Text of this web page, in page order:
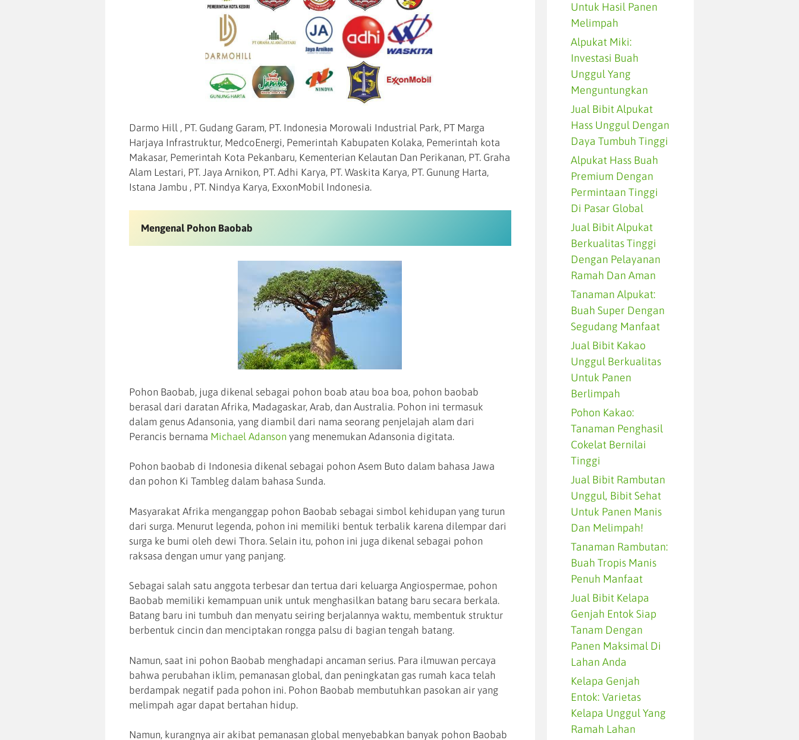
Darmo Hill , PT. Gudang Garam, PT. Indonesia Morowali Industrial Park, PT Marga
Harjaya Infrastruktur, MedcoEnergi, Pemerintah Kabupaten Kolaka, Pemerintah kota
Makasar, Pemerintah Kota Pekanbaru, Kementerian Kelautan Dan Perikanan, PT. Graha
Alam Lestari, PT. Jaya Arnikon, PT. Adhi Karya, PT. Waskita Karya, PT. Gunung Harta,
Istana Jambu , PT. Nindya Karya, ExxonMobil Indonesia.
Mengenal Pohon Baobab
Pohon Baobab, juga dikenal sebagai pohon boab atau boa boa, pohon baobab
berasal dari daratan Afrika, Madagaskar, Arab, dan Australia. Pohon ini termasuk
dalam genus Adansonia, yang diambil dari nama seorang penjelajah alam dari
Perancis bernama Michael Adanson yang menemukan Adansonia digitata.
Pohon baobab di Indonesia dikenal sebagai pohon Asem Buto dalam bahasa Jawa
dan pohon Ki Tambleg dalam bahasa Sunda.
Masyarakat Afrika menganggap pohon Baobab sebagai simbol kehidupan yang turun
dari surga. Menurut legenda, pohon ini memiliki bentuk terbalik karena dilempar dari
surga ke bumi oleh dewi Thora. Selain itu, pohon ini juga dikenal sebagai pohon
raksasa dengan umur yang panjang.
Sebagai salah satu anggota terbesar dan tertua dari keluarga Angiospermae, pohon
Baobab memiliki kemampuan unik untuk menghasilkan batang baru secara berkala.
Batang baru ini tumbuh dan menyatu seiring berjalannya waktu, membentuk struktur
berbentuk cincin dan menciptakan rongga palsu di bagian tengah batang.
Namun, saat ini pohon Baobab menghadapi ancaman serius. Para ilmuwan percaya
bahwa perubahan iklim, pemanasan global, dan peningkatan gas rumah kaca telah
berdampak negatif pada pohon ini. Pohon Baobab membutuhkan pasokan air yang
melimpah agar dapat bertahan hidup.
Namun, kurangnya air akibat pemanasan global menyebabkan banyak pohon Baobab
Untuk Hasil Panen
Melimpah
Alpukat Miki:
Investasi Buah
Unggul Yang
Menguntungkan
Jual Bibit Alpukat
Hass Unggul Dengan
Daya Tumbuh Tinggi
Alpukat Hass Buah
Premium Dengan
Permintaan Tinggi
Di Pasar Global
Jual Bibit Alpukat
Berkualitas Tinggi
Dengan Pelayanan
Ramah Dan Aman
Tanaman Alpukat:
Buah Super Dengan
Segudang Manfaat
Jual Bibit Kakao
Unggul Berkualitas
Untuk Panen
Berlimpah
Pohon Kakao:
Tanaman Penghasil
Cokelat Bernilai
Tinggi
Jual Bibit Rambutan
Unggul, Bibit Sehat
Untuk Panen Manis
Dan Melimpah!
Tanaman Rambutan:
Buah Tropis Manis
Penuh Manfaat
Jual Bibit Kelapa
Genjah Entok Siap
Tanam Dengan
Panen Maksimal Di
Lahan Anda
Kelapa Genjah
Entok: Varietas
Kelapa Unggul Yang
Ramah Lahan